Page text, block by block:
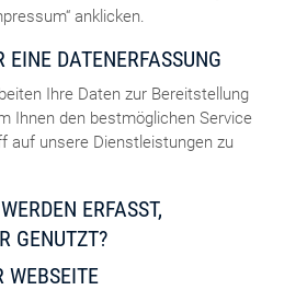
anklicken.
EINE DATENERFASSUNG
Ihre Daten zur Bereitstellung
Ihnen den bestmöglichen Service
auf unsere Dienstleistungen zu
ERFASST,
GENUTZT?
WEBSEITE